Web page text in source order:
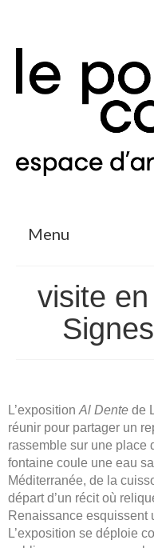
Menu
Agenda
Le Point Commun
Infos pratiques
FR
EN
visite
L’expositionAl Dente de
réunir pour partager un
rassemble sur une place
fontaine coule une eau
Méditerranée, de la
départ d’un récit où
Renaissance esquissent
L’exposition se déploie